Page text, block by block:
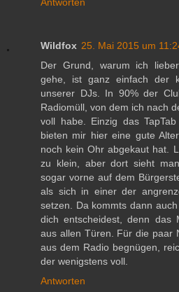
Wildfox 25. Mai 2015 um
Der Grund, warum ich
gehe, ist ganz einfach der
unserer DJs. In 90% der
Radiomüll, von dem ich nach
voll habe. Einzig das
bieten mir hier eine gute
noch kein Ohr abgekaut hat.
zu klein, aber dort sieht
sogar vorne auf dem
als sich in einer der
setzen. Da kommts dann
dich entscheidest, denn das
aus allen Türen. Für die paar
aus dem Radio begnügen,
der wenigstens voll.
Antworten